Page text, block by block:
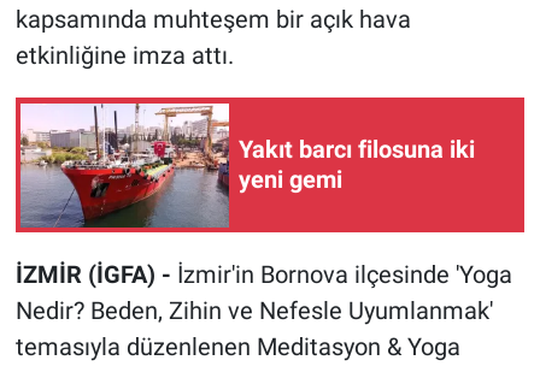
kapsamında muhteşem bir açık hava
etkinliğine imza attı.
Yakıt barcı filosuna iki
yeni gemi
İZMİR (İGFA) - İzmir'in Bornova ilçesinde 'Yoga
Nedir? Beden, Zihin ve Nefesle Uyumlanmak'
temasıyla düzenlenen Meditasyon & Yoga